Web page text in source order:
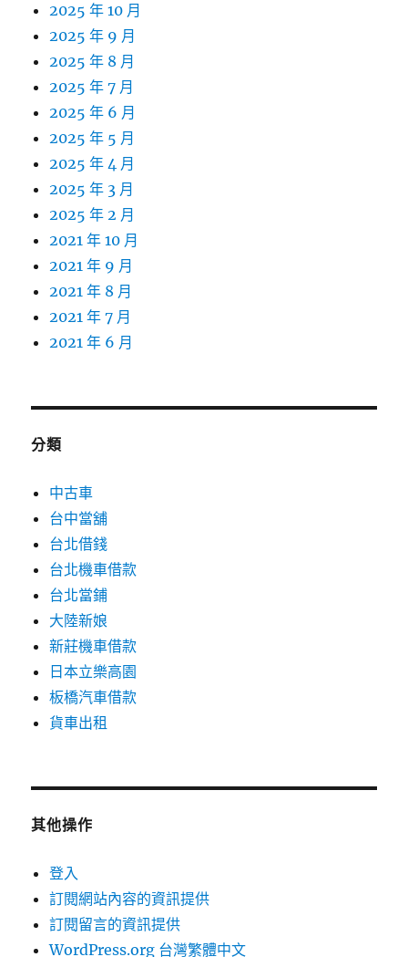
2025 年 10 月
2025 年 9 月
2025 年 8 月
2025 年 7 月
2025 年 6 月
2025 年 5 月
2025 年 4 月
2025 年 3 月
2025 年 2 月
2021 年 10 月
2021 年 9 月
2021 年 8 月
2021 年 7 月
2021 年 6 月
分類
中古車
台中當舖
台北借錢
台北機車借款
台北當鋪
大陸新娘
新莊機車借款
日本立樂高園
板橋汽車借款
貨車出租
其他操作
登入
訂閱網站內容的資訊提供
訂閱留言的資訊提供
WordPress.org 台灣繁體中文